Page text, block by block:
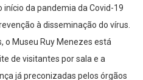
da pandemia da Covid-19
à disseminação do vírus.
o Museu Ruy Menezes está
de visitantes por sala e a
já preconizadas pelos órgãos